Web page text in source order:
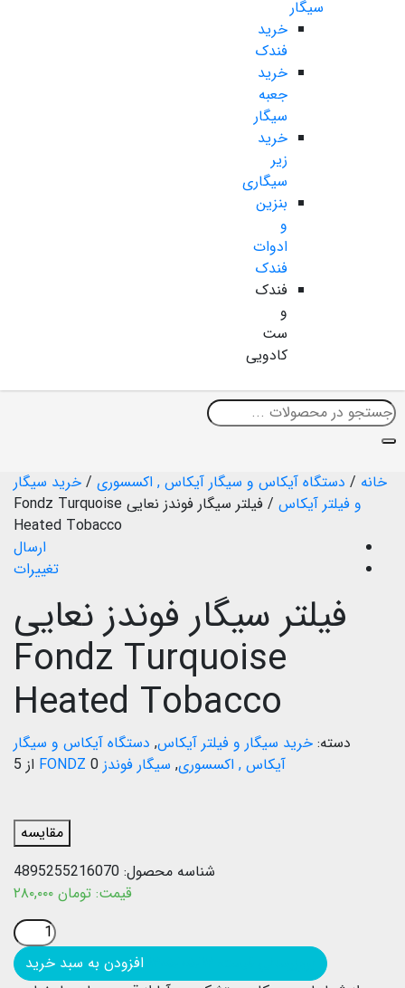
سیگار
خرید
فندک
خرید
جعبه
سیگار
خرید
زیر
سیگاری
بنزین
و
ادوات
فندک
فندک
و
ست
کادویی
خانه / دستگاه آیکاس و سیگار آیکاس , اکسسوری / خرید سیگار
و فیلتر آیکاس /
فیلتر سیگار فوندز نعایی Fondz Turquoise
Heated Tobacco
ارسال
تغییرات
فیلتر سیگار فوندز نعایی
Fondz Turquoise
Heated Tobacco
دسته: خرید سیگار و فیلتر آیکاس, دستگاه آیکاس و سیگار
آیکاس , اکسسوری, سیگار فوندز FONDZ 0 از 5
مقایسه
شناسه محصول: 4895255216070
قیمت: تومان